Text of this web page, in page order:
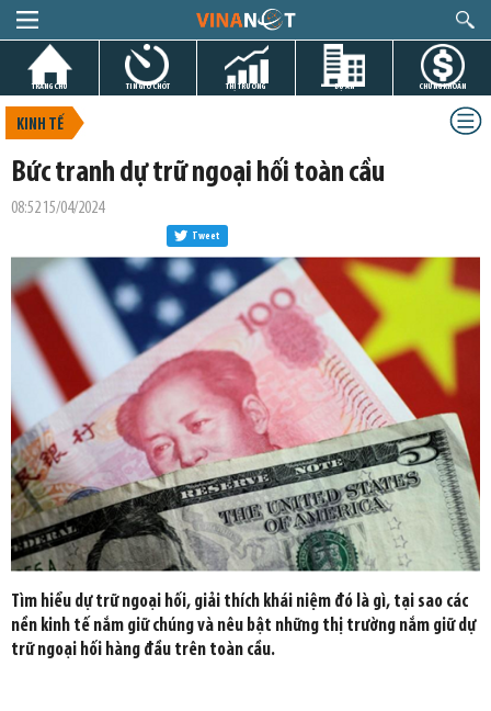
TRANG CHỦ TIN GIỜ CHÓT THỊ TRƯỜNG DỰ ÁN CHỨNG KHOÁN
KINH TẾ
Bức tranh dự trữ ngoại hối toàn cầu
08:52 15/04/2024
Tweet
Tìm hiểu dự trữ ngoại hối, giải thích khái niệm đó là gì, tại sao các
nền kinh tế nắm giữ chúng và nêu bật những thị trường nắm giữ dự
trữ ngoại hối hàng đầu trên toàn cầu.